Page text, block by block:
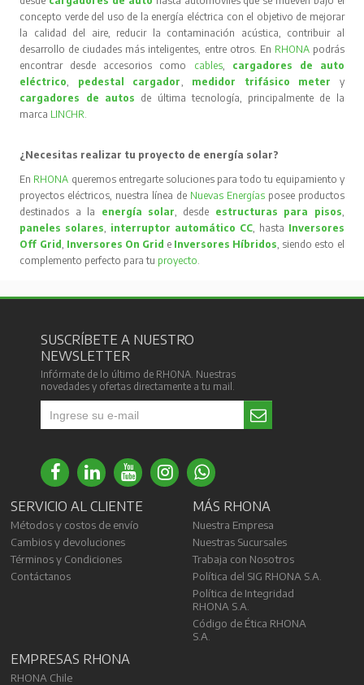
concepto verde del uso de la energía eléctrica con el objetivo de mejorar
la calidad del aire, reducir la contaminación acústica, contribuir al
desarrollo de ciudades más inteligentes, entre otros. En RHONA podrás
encontrar desde accesorios como cables, cargadores de auto
eléctrico
pedestal cargador medidor trifásico meter
y
cargadores de autos de última tecnología, principalmente de la
marca LINCHR
¿Necesitas realizar tu proyecto de energía solar?
En RHONA queremos entregarte soluciones para todo tu equipamiento y
proyectos eléctricos, nuestra línea de Nuevas Energíasposee productos
destinados a la energía solar , desde estructuras para pisos
paneles solares
interruptor automático CC, hasta Inversores
Off Grid Inversores On Grid e Inversores Híbridos , siendo esto el
complemento perfecto para tu proyecto
SUSCRÍBETE A NUESTRO
NEWSLETTER
Infórmate de lo último de RHONA. Nuestras
novedades y ofertas directamente a tu mail.
SERVICIO AL CLIENTE
Métodos y costos de envío
Cambios y devoluciones
Términos y Condiciones
Contáctanos
MÁS RHONA
Nuestra Empresa
Nuestras Sucursales
Trabaja con Nosotros
Política del SIG RHONA S.A.
Política de Integridad
RHONA S.A.
Código de Ética RHONA
S.A.
EMPRESAS RHONA
RHONA Chile